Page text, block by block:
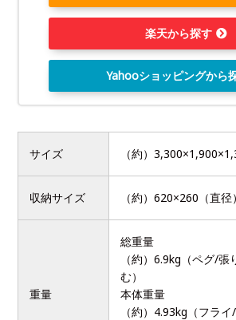
楽天から探す
Yahooショッピングから
サイズ （約）
収納サイズ （約）620×260（直
重量
総重量
（約）6.9kg（ペグ/
む）
本体重量
（約）4.93kg（フライ/